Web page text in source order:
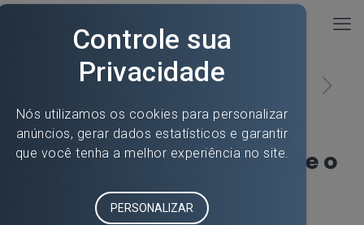
Entrevista dada pelo Dr.
Roland Dagnoni para a
Rádio Nereu Ramos sobre o
04/09/2018